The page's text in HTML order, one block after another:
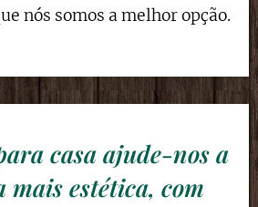
nós somos a melhor opção.
casa ajude-nos a
mais estética, com